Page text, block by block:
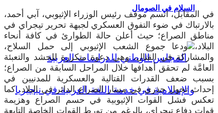
السلام في الصومال
في المقابل، اتسم موقف رئيس الوزراء الإثيوبي، آبي أحمد،
بالارتباك في ضوء التفوق العسكري لجبهة تحرير تيجراي في
مناطق الصراع؛ حيث أعلن حالة الطوارئ في كافة أنحاء
البلاد، ودعا جموع الشعب الإثيوبي إلى حمل السلاح،
والمشاركة في القتال، وهي دعوة متكررة للحشد والتعبئة
العامَّة لم تحقق أهدافها خلال المراحل السابقة من الصراع؛
بسبب ضعف القدرات القتالية والعسكرية للمدنيين في
إحداث تحول جذري في مسار الصراع الدائر في البلاد. كما
تعكس فشل القوات الإثيوبية في حسم الصراع وهزيمة
قوات دفاع تيجراي، بالرغم من تورط القوات الخاصة التابعة